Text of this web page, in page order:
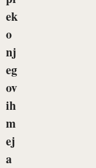
ek
o
nj
eg
ov
ih
m
ej
a